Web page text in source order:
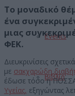
Events
Βιβλίο
Το μοναδικό
ένα
μιας
ΦΕΚ.
Διευκρινίσεις
με σακχαρώδη
έδωσε τόσο η
Υγείας, εξηγώντας